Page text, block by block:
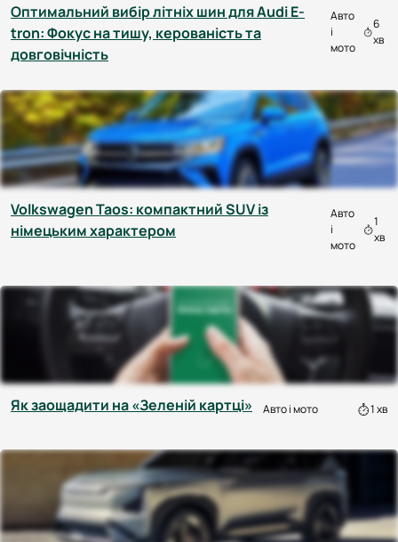
Оптимальний вибір літніх шин для Audi E-
tron: Фокус на тишу, керованість та
довговічність
Авто
і
мото
6
хв
Volkswagen Taos: компактний SUV із
німецьким характером
Авто
і
мото
1
хв
Як заощадити на «Зеленій картці» Авто і мото 1 хв